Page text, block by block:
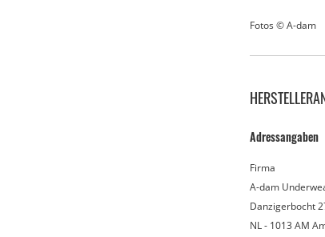
Fotos © A-dam
Adressangaben
Firma
A-dam
Danzigerbocht
NL - 1013 AM